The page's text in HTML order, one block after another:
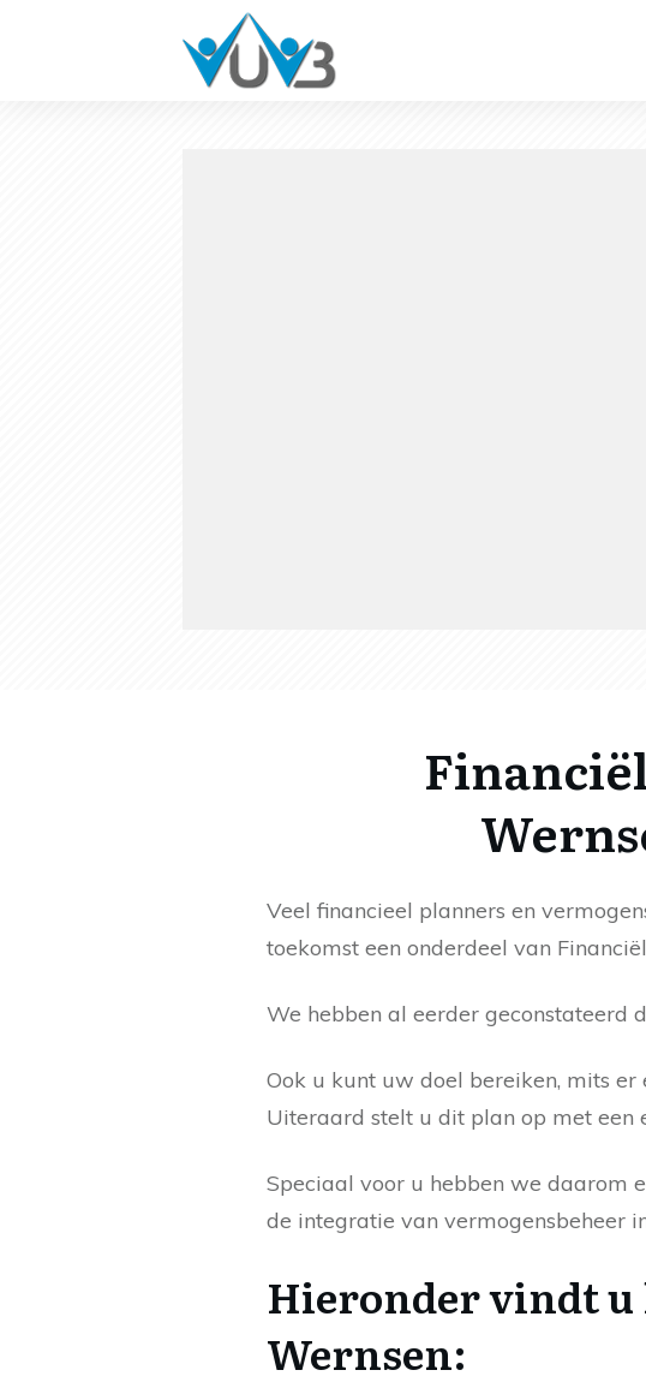
Veel financieel planners en
toekomst een onderdeel van
We hebben al eerder geconstateerd
Ook u kunt uw doel bereiken, mits
Uiteraard stelt u dit plan op met een
Speciaal voor u hebben we daarom
de integratie van vermogensbeheer
Hieronder vindt u
Wernsen: